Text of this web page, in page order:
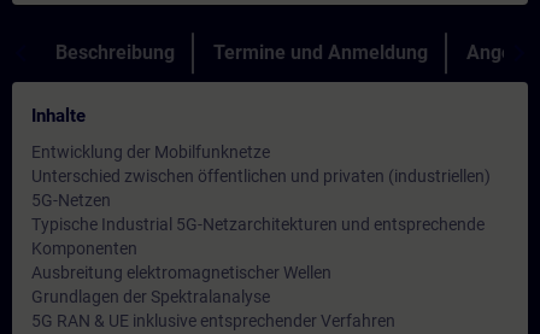
Beschreibung Termine und Anmeldung Angebot
Inhalte
Entwicklung der Mobilfunknetze
Unterschied zwischen öffentlichen und privaten (industriellen)
5G-Netzen
Typische Industrial 5G-Netzarchitekturen und entsprechende
Komponenten
Ausbreitung elektromagnetischer Wellen
Grundlagen der Spektralanalyse
5G RAN & UE inklusive entsprechender Verfahren